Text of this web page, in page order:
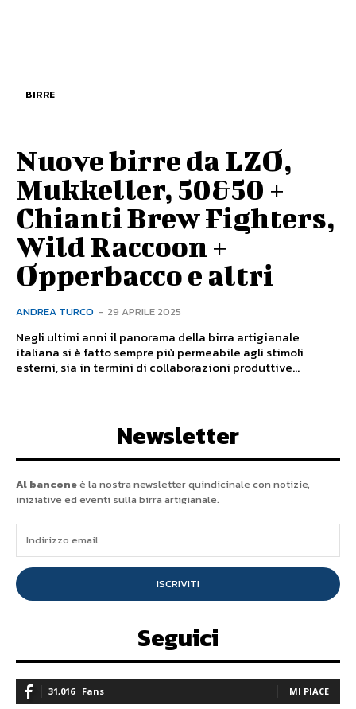
BIRRE
Nuove birre da LZO,
Mukkeller, 50&50 +
Chianti Brew Fighters,
Wild Raccoon +
Opperbacco e altri
ANDREA TURCO - 29 APRILE 2025
Negli ultimi anni il panorama della birra artigianale
italiana si è fatto sempre più permeabile agli stimoli
esterni, sia in termini di collaborazioni produttive...
Newsletter
Al banconeè la nostra newsletter quindicinale con notizie,
iniziative ed eventi sulla birra artigianale.
ISCRIVITI
Seguici
31,016 Fans MI PIACE